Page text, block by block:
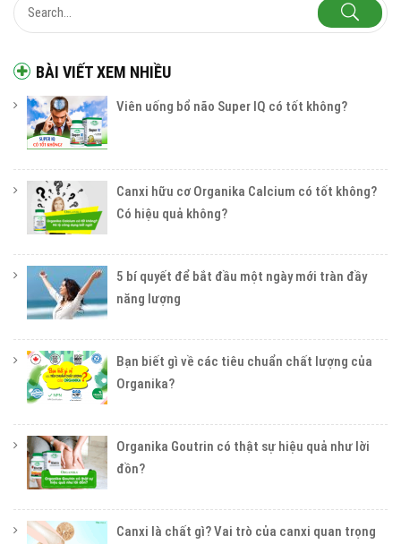
BÀI VIẾT XEM NHIỀU
Viên uống bổ não Super IQ có tốt không?
Canxi hữu cơ Organika Calcium có tốt không?
Có hiệu quả không?
5 bí quyết để bắt đầu một ngày mới tràn đầy
năng lượng
Bạn biết gì về các tiêu chuẩn chất lượng của
Organika?
Organika Goutrin có thật sự hiệu quả như lời
đồn?
Canxi là chất gì? Vai trò của canxi quan trọng